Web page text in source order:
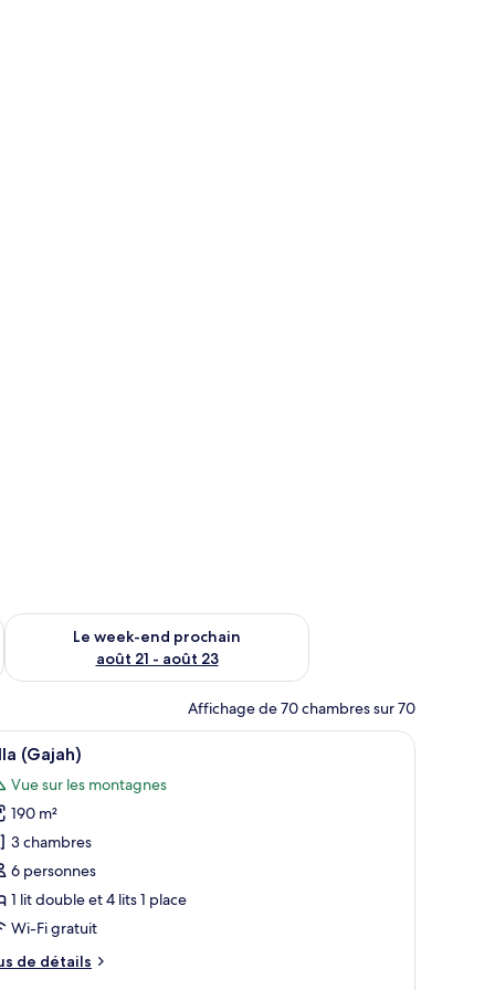
août 14 - août 16
Le week-end prochain
août 21 - août 23
Vérifier la disponibilité pour le week-end prochain août 21 -
Affichage de 70 chambres sur 70
pierre, une piscine et un patio aménagé avec du mobilier d’extérieur.
:
Une grande maison avec une piscine,
27(Gajah)
Vue sur les montagnes
190 m²
3 chambres
6 personnes
1 lit double et 4 lits 1 place
Wi-Fi gratuit
de détails